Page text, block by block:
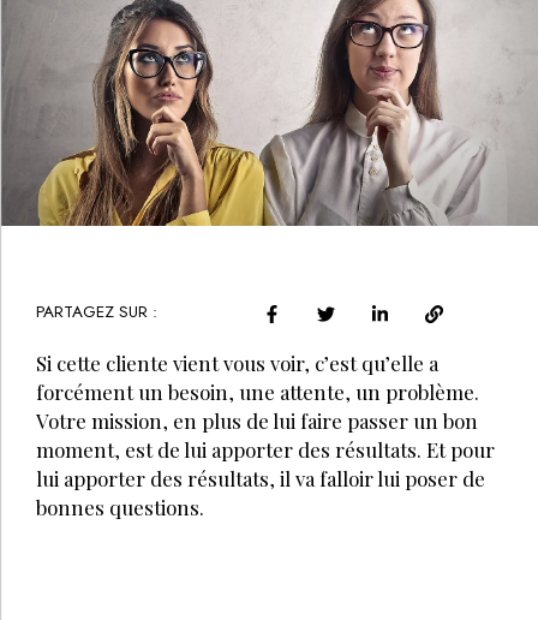
PARTAGEZ SUR :
Si cette cliente vient vous voir, c’est qu’elle a
forcément un besoin, une attente, un problème.
Votre mission, en plus de lui faire passer un bon
moment, est de lui apporter des résultats. Et pour
lui apporter des résultats, il va falloir lui poser de
bonnes questions.